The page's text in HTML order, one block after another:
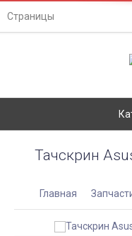
Страницы
Тачскрин
Главная